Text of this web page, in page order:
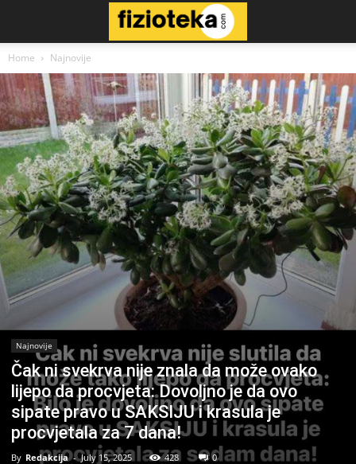
Home Najnovije
Najnovije
Čak ni svekrva nije znala da može ovako
lijepo da procvjeta: Dovoljno je da ovo
sipate pravo u SAKSIJU i krasula je
procvjetala za 7 dana!
By Redakcija - July 15, 2025 428 0